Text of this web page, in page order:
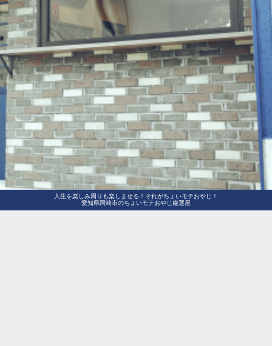
人生を楽しみ周りも楽しませる！それがちょいモテおやじ！
愛知県岡崎市のちょいモテおやじ厳選屋